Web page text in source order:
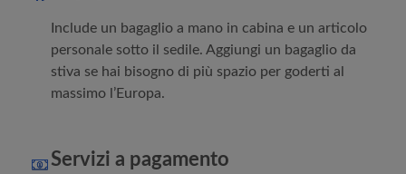
Include un bagaglio a mano in cabina e un articolo
personale sotto il sedile. Aggiungi un bagaglio da
stiva se hai bisogno di più spazio per goderti al
massimo l’Europa.
Servizi a pagamento